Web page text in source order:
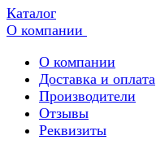
Каталог
О компании
О компании
Доставка и оплата
Производители
Отзывы
Реквизиты